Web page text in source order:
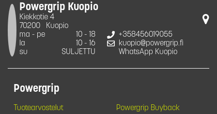
Powergrip Kuopio
Kiekkotie 4
70200
Kuopio
ma - pe
10 - 18
la
10 - 16
su
SULJETTU
+358456019055
kuopio@powergrip.fi
WhatsApp Kuopio
Powergrip
Tuotearvostelut Powergrip Buyback